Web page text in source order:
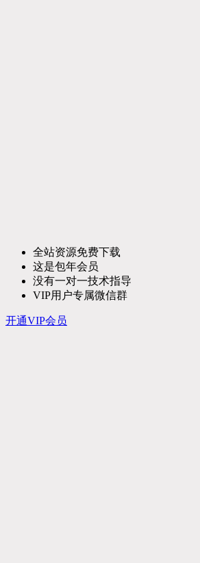
全站资源免费下载
这是包年会员
没有一对一技术指导
VIP用户专属微信群
开通VIP会员